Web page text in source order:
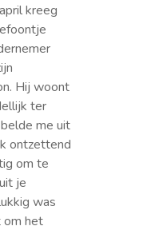
kreeg
Hij woont
ter
me uit
ontzettend
om te
je
was
om het